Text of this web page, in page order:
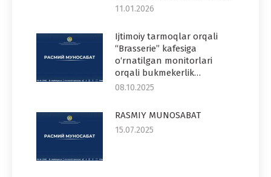
11.01.2026
Ijtimoiy tarmoqlar orqali
“Brasserie” kafesiga
o‘rnatilgan monitorlari
orqali bukmekerlik…
08.10.2025
RASMIY MUNOSABAT
15.07.2025